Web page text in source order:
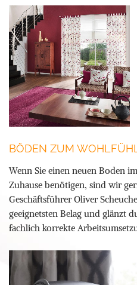
BÖDEN ZUM
Wenn Sie einen neuen Boden
Zuhause benötigen, sind wir
Geschäftsführer Oliver
geeignetsten Belag und glänzt
fachlich korrekte